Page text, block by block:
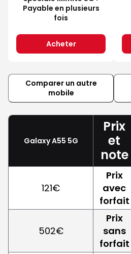
Payable en plusieurs
fois
Acheter
Comparer un autre
mobile
Galaxy A55 5G
Prix
et
note
121€
Prix
avec
forfait
502€
Prix
sans
forfait